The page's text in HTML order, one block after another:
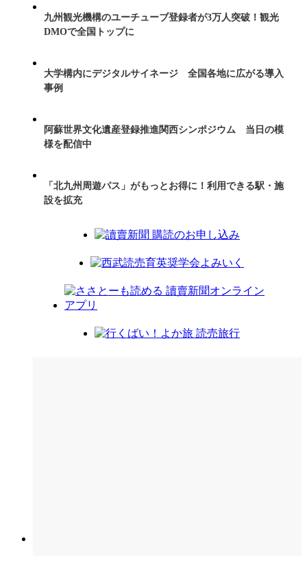
九州観光機構のユーチューブ登録者が3万人突破！観光
DMOで全国トップに
大学構内にデジタルサイネージ 全国各地に広がる導入
事例
阿蘇世界文化遺産登録推進関西シンポジウム 当日の模
様を配信中
「北九州周遊パス」がもっとお得に！利用できる駅・施
設を拡充